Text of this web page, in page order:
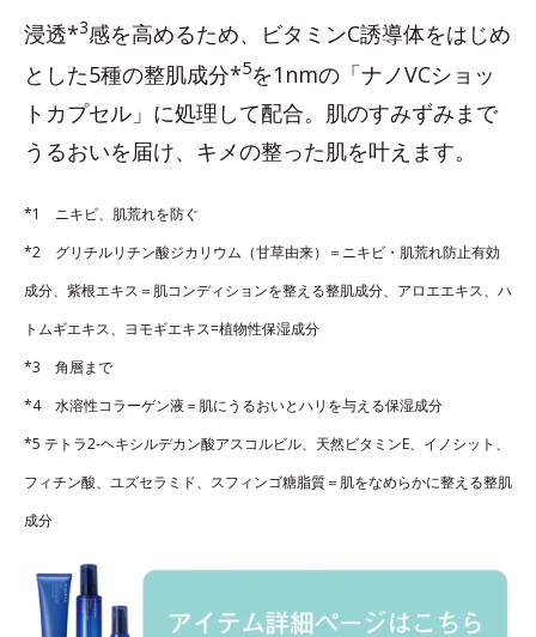
浸透*3感を高めるため、ビタミンC誘導体をはじめ
とした5種の整肌成分*5を1nmの「ナノVCショッ
トカプセル」に処理して配合。肌のすみずみまで
うるおいを届け、キメの整った肌を叶えます。
*1 ニキビ、肌荒れを防ぐ
*2 グリチルリチン酸ジカリウム（甘草由来）＝ニキビ・肌荒れ防止有効
成分、紫根エキス＝肌コンディションを整える整肌成分、アロエエキス、ハ
トムギエキス、ヨモギエキス=植物性保湿成分
*3 角層まで
*4 水溶性コラーゲン液＝肌にうるおいとハリを与える保湿成分
*5 テトラ2-ヘキシルデカン酸アスコルビル、天然ビタミンE、イノシット、
フィチン酸、ユズセラミド、スフィンゴ糖脂質＝肌をなめらかに整える整肌
成分